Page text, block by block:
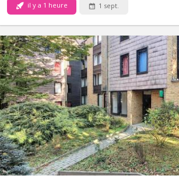
il y a 1 heure 1 sept.
Chambre meublée avec lavabo
appartement de type communautaire